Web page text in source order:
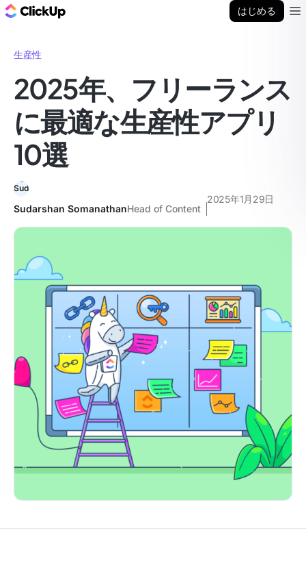
はじめる
生産性
2025年、フリーランス
に最適な生産性アプリ
10選
Sudarshan SomanathanHead of Content
2025年1月29日